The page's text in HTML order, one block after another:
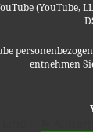
(YouTube,
entnehmen